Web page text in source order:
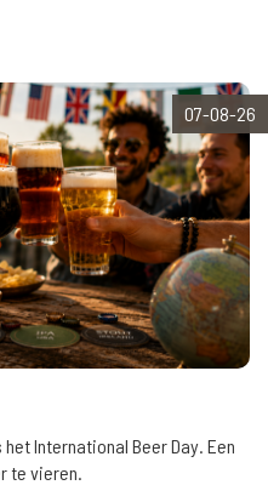
07-08-26
International Beer Day. Een
te vieren.